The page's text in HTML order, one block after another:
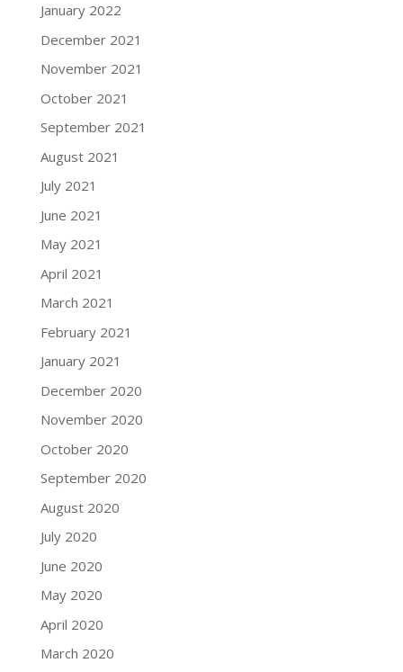
January 2022
December 2021
November 2021
October 2021
September 2021
August 2021
July 2021
June 2021
May 2021
April 2021
March 2021
February 2021
January 2021
December 2020
November 2020
October 2020
September 2020
August 2020
July 2020
June 2020
May 2020
April 2020
March 2020